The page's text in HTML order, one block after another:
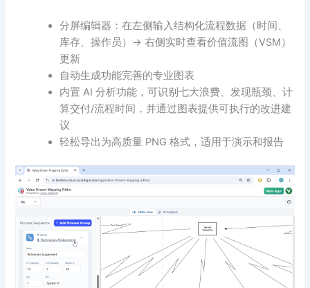
分屏编辑器：在左侧输入结构化流程数据（时间、
库存、操作员）→ 右侧实时查看价值流图（VSM）
更新
自动生成功能完善的专业图表
内置 AI 分析功能，可识别七大浪费、发现瓶颈、计
算交付/流程时间，并通过图表提供可执行的改进建
议
轻松导出为高质量 PNG 格式，适用于演示和报告